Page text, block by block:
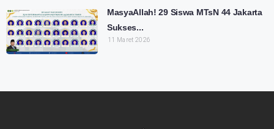
MasyaAllah! 29 Siswa MTsN 44 Jakarta
Sukses...
11 Maret 2026